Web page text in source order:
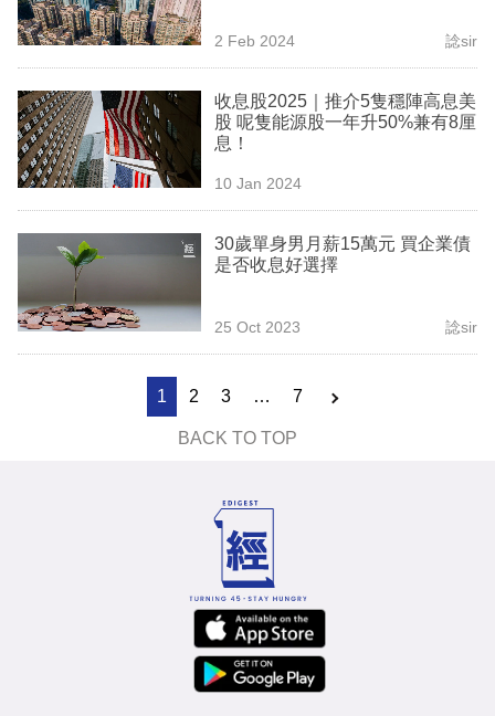
2 Feb 2024 諗sir
收息股2025｜推介5隻穩陣高息美
股 呢隻能源股一年升50%兼有8厘
息！
10 Jan 2024
30歲單身男月薪15萬元 買企業債
是否收息好選擇
25 Oct 2023 諗sir
1 2 3 … 7
BACK TO TOP